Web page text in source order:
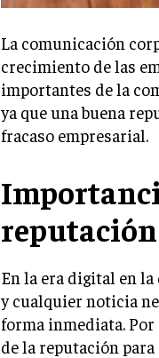
La comunicación
crecimiento de las
importantes de la
ya que una buena
fracaso empresarial.
reputación
En la era digital en
y cualquier noticia
forma inmediata.
de la reputación